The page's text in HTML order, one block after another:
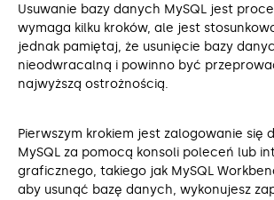
Usuwanie bazy danych MySQL jest
wymaga kilku kroków, ale jest
jednak pamiętaj, że usunięcie bazy
nieodwracalną i powinno być
najwyższą ostrożnością.
Pierwszym krokiem jest zalogowanie się
MySQL za pomocą konsoli poleceń lub
graficznego, takiego jak MySQL
aby usunąć bazę danych, wykonujesz